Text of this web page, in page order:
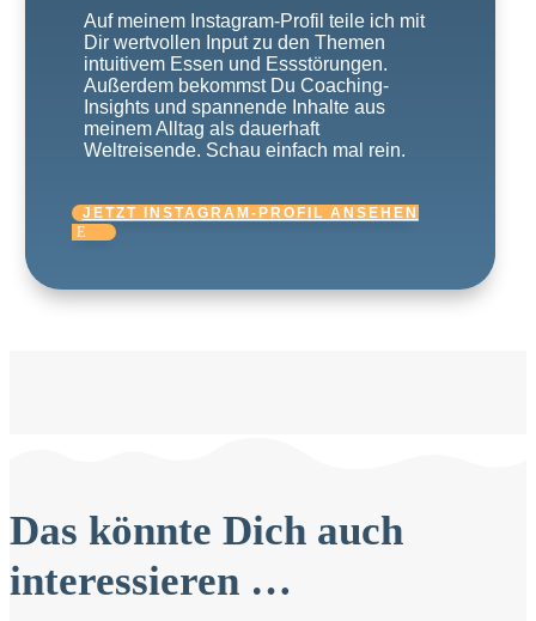
Auf meinem Instagram-Profil teile ich mit
Dir wertvollen Input zu den Themen
intuitivem Essen und Essstörungen.
Außerdem bekommst Du Coaching-
Insights und spannende Inhalte aus
meinem Alltag als dauerhaft
Weltreisende. Schau einfach mal rein.
JETZT INSTAGRAM-PROFIL ANSEHEN
Das könnte Dich auch
interessieren …